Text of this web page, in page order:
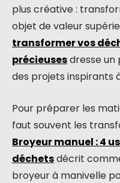
plus créative :
objet de valeur
transformer vos
précieusesdresse un
des projets inspirants
Pour préparer les
faut souvent les
Broyeur manuel : 4
déchetsdécrit
broyeur à manivelle